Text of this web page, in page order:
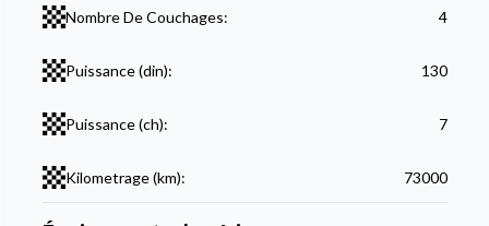
Nombre De Couchages: 4
Puissance (din): 130
Puissance (ch): 7
Kilometrage (km): 73000